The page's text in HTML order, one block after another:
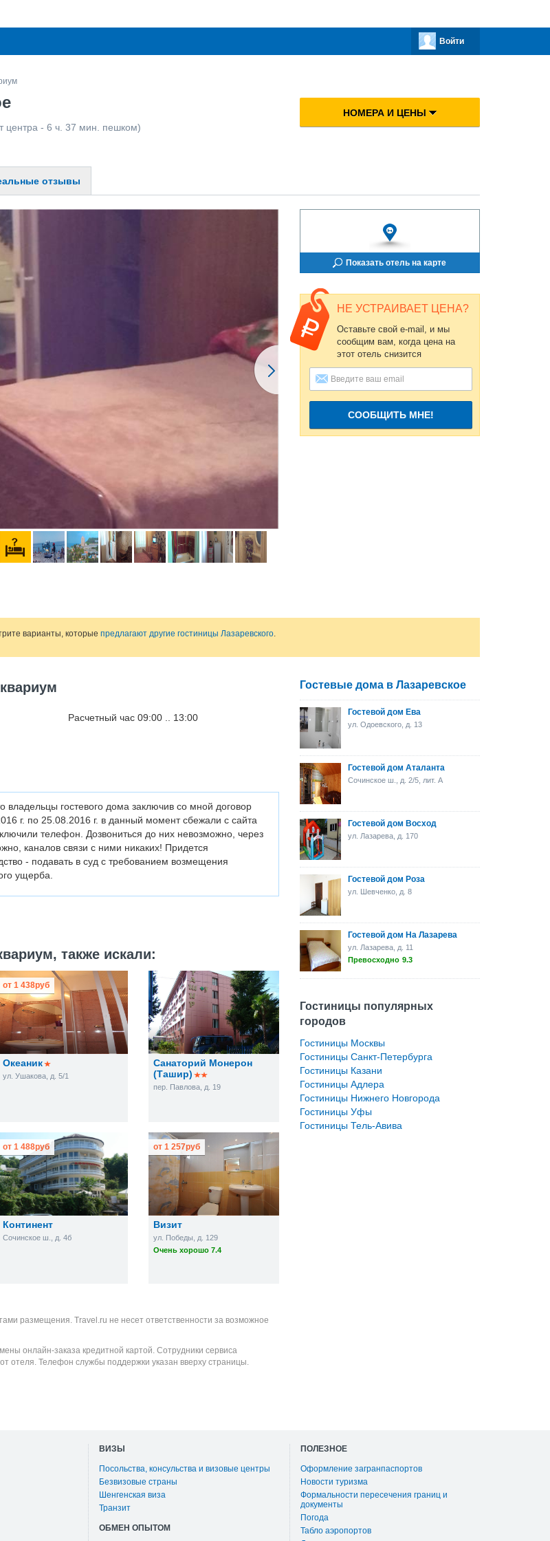
Войти
центра - 6 ч. 37 мин. пешком)
НОМЕРА И ЦЕНЫ
отзывы
Показать отель на карте
НЕ УСТРАИВАЕТ ЦЕНА?
Оставьте свой e-mail, и мы
сообщим вам, когда цена на
этот отель снизится
СООБЩИТЬ МНЕ!
варианты, которые предлагают другие гостиницы Лазаревского.
Расчетный час 09:00 .. 13:00
владельцы гостевого дома заключив со мной договор
г. по 25.08.2016 г. в данный момент сбежали с сайта
телефон. Дозвониться до них невозможно, через
каналов связи с ними никаких! Придется
- подавать в суд с требованием возмещения
ущерба.
также искали:
Океаник
ул. Ушакова, д. 5/1
от 1 438руб
Санаторий Монерон
(Ташир)
пер. Павлова, д. 19
Континент
Сочинское ш., д. 4б
от 1 488руб
Визит
ул. Победы, д. 129
Очень хорошо 7.4
от1 257руб
размещения. Travel.ru не несет ответственности за возможное
онлайн-заказа кредитной картой. Сотрудники сервиса
отеля. Телефон службы поддержки указан вверху страницы.
Гостевые дома в Лазаревское
Гостевой дом Ева
ул. Одоевского, д. 13
Гостевой дом Аталанта
Сочинское ш., д. 2/5, лит. А
Гостевой дом Восход
ул. Лазарева, д. 170
Гостевой дом Роза
ул. Шевченко, д. 8
Гостевой дом На Лазарева
ул. Лазарева, д. 11
Превосходно 9.3
Гостиницы популярных
городов
Гостиницы Москвы
Гостиницы Санкт-Петербурга
Гостиницы Казани
Гостиницы Адлера
Гостиницы Нижнего Новгорода
Гостиницы Уфы
Гостиницы Тель-Авива
ВИЗЫ
Посольства, консульства и визовые центры
Безвизовые страны
Шенгенская виза
Транзит
ОБМЕН ОПЫТОМ
ПОЛЕЗНОЕ
Оформление загранпаспортов
Новости туризма
Формальности пересечения границ и
документы
Погода
Табло аэропортов